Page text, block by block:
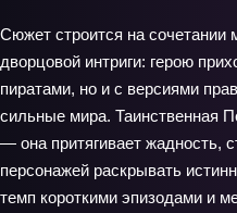
Сюжет строится на сочетании
дворцовой интриги: герою
пиратами, но и с версиями
сильные мира. Таинственная
— она притягивает жадность,
персонажей раскрывать
темп короткими эпизодами и